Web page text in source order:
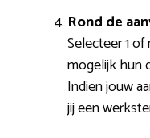
Rond de
Selecteer 1
mogelijk hun
Indien jouw
jij een